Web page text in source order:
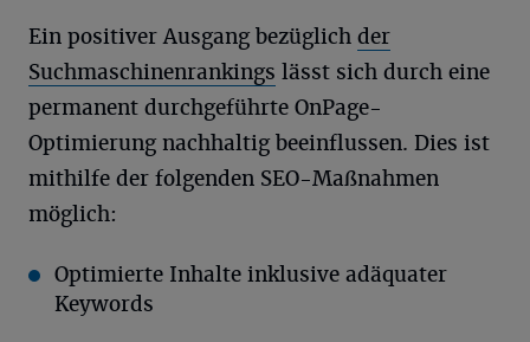
Ein positiver Ausgang bezüglich der
Suchmaschinenrankings lässt sich durch eine
permanent durchgeführte OnPage-
Optimierung nachhaltig beeinflussen. Dies ist
mithilfe der folgenden SEO-Maßnahmen
möglich:
Optimierte Inhalte inklusive adäquater
Keywords